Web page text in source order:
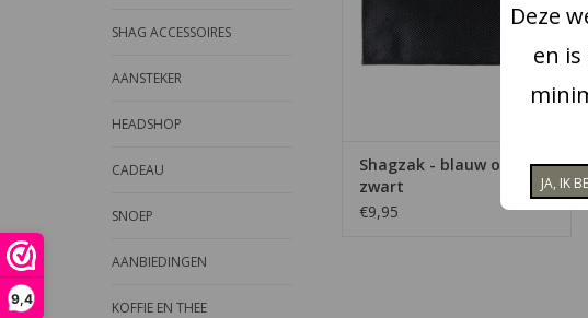
9,4
SHAG ACCESSOIRES
AANSTEKER
HEADSHOP
CADEAU
SNOEP
AANBIEDINGEN
KOFFIE EN THEE
Shagzak - blauw of
zwart
€9,95
Deze
en